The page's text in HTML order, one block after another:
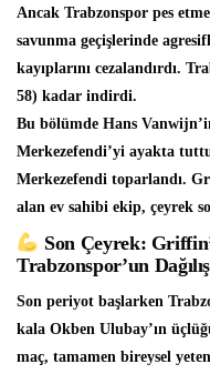
Ancak Trabzonspor pes
savunma geçişlerinde
kayıplarını cezalandırdı.
58) kadar indirdi.
Bu bölümde Hans
Merkezefendi’yi ayakta
Merkezefendi toparlandı.
alan ev sahibi ekip, çeyrek
Son Çeyrek:
Trabzonspor’un
Son periyot başlarken
kala Okben Ulubay’ın
maç, tamamen bireysel